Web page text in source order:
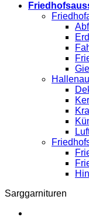
Sarggarnituren